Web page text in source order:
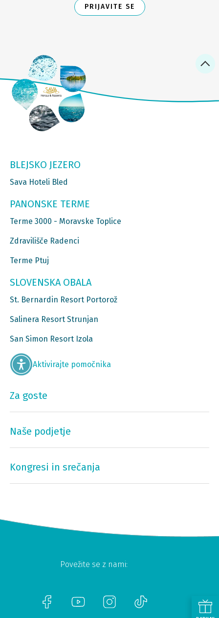
PRIJAVITE SE
BLEJSKO JEZERO
Sava Hoteli Bled
PANONSKE TERME
Terme 3000 - Moravske Toplice
Zdravilišče Radenci
Terme Ptuj
SLOVENSKA OBALA
St. Bernardin Resort Portorož
Salinera Resort Strunjan
San Simon Resort Izola
Aktivirajte pomočnika
Za goste
Naše podjetje
Kongresi in srečanja
Povežite se z nami: